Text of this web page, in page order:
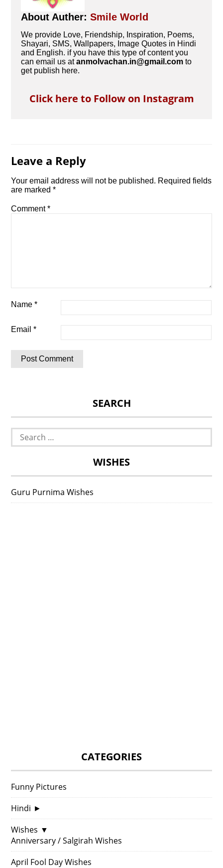
About Auther:Smile World
We provide Love, Friendship, Inspiration, Poems,
Shayari, SMS, Wallpapers, Image Quotes in Hindi
and English. if you have this type of content you
can email us atanmolvachan.in@gmail.com to
get publish here.
Click here to Follow on Instagram
Leave a Reply
Your email address will not be published. Required fields
are marked*
Comment*
Name*
Email*
SEARCH
Search
for:
WISHES
Guru Purnima Wishes
CATEGORIES
Funny Pictures
Hindi ►
Wishes ▼
Anniversary / Salgirah Wishes
April Fool Day Wishes